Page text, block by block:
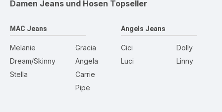
Damen Jeans und Hosen Topseller
MAC Jeans
Melanie
Dream/Skinny
Stella
Gracia
Angela
Carrie
Pipe
Angels Jeans
Cici
Luci
Dolly
Linny